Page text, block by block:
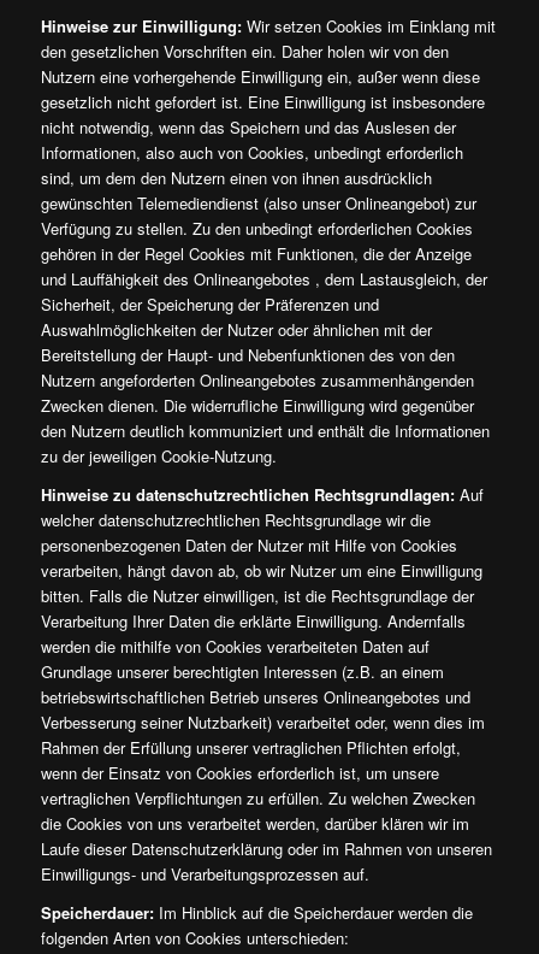
Hinweise zur Einwilligung: Wir setzen Cookies im Einklang mit
den gesetzlichen Vorschriften ein. Daher holen wir von den
Nutzern eine vorhergehende Einwilligung ein, außer wenn diese
gesetzlich nicht gefordert ist. Eine Einwilligung ist insbesondere
nicht notwendig, wenn das Speichern und das Auslesen der
Informationen, also auch von Cookies, unbedingt erforderlich
sind, um dem den Nutzern einen von ihnen ausdrücklich
gewünschten Telemediendienst (also unser Onlineangebot) zur
Verfügung zu stellen. Zu den unbedingt erforderlichen Cookies
gehören in der Regel Cookies mit Funktionen, die der Anzeige
und Lauffähigkeit des Onlineangebotes , dem Lastausgleich, der
Sicherheit, der Speicherung der Präferenzen und
Auswahlmöglichkeiten der Nutzer oder ähnlichen mit der
Bereitstellung der Haupt- und Nebenfunktionen des von den
Nutzern angeforderten Onlineangebotes zusammenhängenden
Zwecken dienen. Die widerrufliche Einwilligung wird gegenüber
den Nutzern deutlich kommuniziert und enthält die Informationen
zu der jeweiligen Cookie-Nutzung.
Hinweise zu datenschutzrechtlichen Rechtsgrundlagen: Auf
welcher datenschutzrechtlichen Rechtsgrundlage wir die
personenbezogenen Daten der Nutzer mit Hilfe von Cookies
verarbeiten, hängt davon ab, ob wir Nutzer um eine Einwilligung
bitten. Falls die Nutzer einwilligen, ist die Rechtsgrundlage der
Verarbeitung Ihrer Daten die erklärte Einwilligung. Andernfalls
werden die mithilfe von Cookies verarbeiteten Daten auf
Grundlage unserer berechtigten Interessen (z.B. an einem
betriebswirtschaftlichen Betrieb unseres Onlineangebotes und
Verbesserung seiner Nutzbarkeit) verarbeitet oder, wenn dies im
Rahmen der Erfüllung unserer vertraglichen Pflichten erfolgt,
wenn der Einsatz von Cookies erforderlich ist, um unsere
vertraglichen Verpflichtungen zu erfüllen. Zu welchen Zwecken
die Cookies von uns verarbeitet werden, darüber klären wir im
Laufe dieser Datenschutzerklärung oder im Rahmen von unseren
Einwilligungs- und Verarbeitungsprozessen auf.
Speicherdauer: Im Hinblick auf die Speicherdauer werden die
folgenden Arten von Cookies unterschieden: